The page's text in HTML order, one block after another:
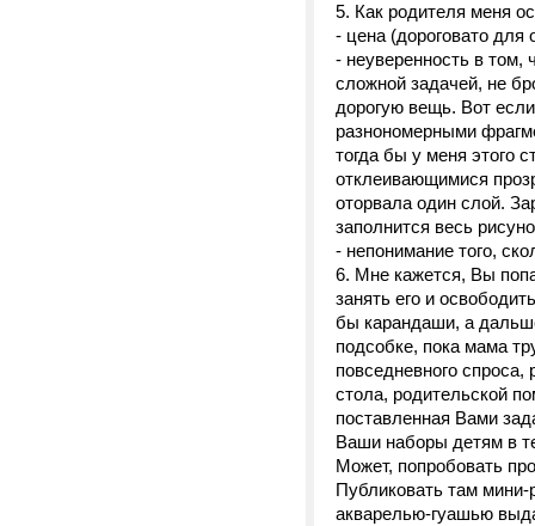
5. Как родителя меня
- цена (дороговато для
- неуверенность в том,
сложной задачей, не
дорогую вещь. Вот
разнономерными
тогда бы у меня этого
отклеивающимися
оторвала один слой.
заполнится весь
- непонимание того,
6. Мне кажется, Вы
занять его и
бы карандаши, а
подсобке, пока мама
повседневного
стола, родительской
поставленная Вами
Ваши наборы детям в
Может, попробовать
Публиковать там
акварелью-гуашью